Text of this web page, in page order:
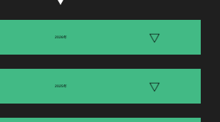
2026年
2025年